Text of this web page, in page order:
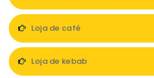
Loja de café
Loja de kebab